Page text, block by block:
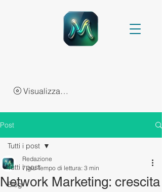
Visualizza punti
Post
Tutti i post
Blog
Tutti i post
Network Marketing: crescita
Redazione
7 giu Tempo di lettura: 3 min